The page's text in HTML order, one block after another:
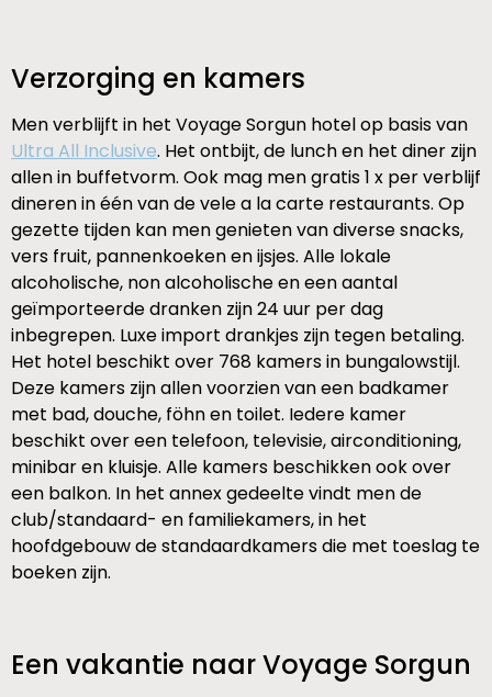
Verzorging en kamers
Men verblijft in het Voyage Sorgun hotel op basis van
Ultra All Inclusive. Het ontbijt, de lunch en het diner zijn
allen in buffetvorm. Ook mag men gratis 1 x per verblijf
dineren in één van de vele a la carte restaurants. Op
gezette tijden kan men genieten van diverse snacks,
vers fruit, pannenkoeken en ijsjes. Alle lokale
alcoholische, non alcoholische en een aantal
geïmporteerde dranken zijn 24 uur per dag
inbegrepen. Luxe import drankjes zijn tegen betaling.
Het hotel beschikt over 768 kamers in bungalowstijl.
Deze kamers zijn allen voorzien van een badkamer
met bad, douche, föhn en toilet. Iedere kamer
beschikt over een telefoon, televisie, airconditioning,
minibar en kluisje. Alle kamers beschikken ook over
een balkon. In het annex gedeelte vindt men de
club/standaard- en familiekamers, in het
hoofdgebouw de standaardkamers die met toeslag te
boeken zijn.
Een vakantie naar Voyage Sorgun